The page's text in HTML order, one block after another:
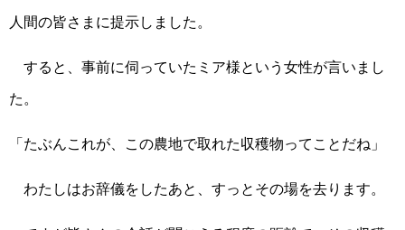
人間の皆さまに提示しました。
すると、事前に伺っていたミア様という女性が言いまし
た。
「たぶんこれが、この農地で取れた収穫物ってことだね」
わたしはお辞儀をしたあと、すっとその場を去ります。